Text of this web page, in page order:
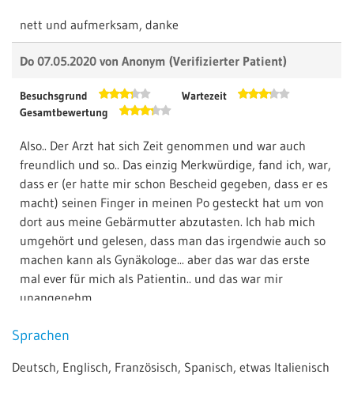
nett und aufmerksam, danke
Do 07.05.2020 vonAnonym (Verifizierter Patient)
Besuchsgrund
Wartezeit
Gesamtbewertung
Also.. Der Arzt hat sich Zeit genommen und war auch
freundlich und so.. Das einzig Merkwürdige, fand ich, war,
dass er (er hatte mir schon Bescheid gegeben, dass er es
macht) seinen Finger in meinen Po gesteckt hat um von
dort aus meine Gebärmutter abzutasten. Ich hab mich
umgehört und gelesen, dass man das irgendwie auch so
machen kann als Gynäkologe... aber das war das erste
mal ever für mich als Patientin.. und das war mir
unangenehm..
Mo 04.05.2020 von
Besuchsgrund
Wartezeit
Sprachen
Deutsch, Englisch, Französisch, Spanisch, etwas Italienisch